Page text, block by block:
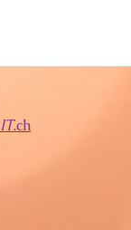
IT.ch